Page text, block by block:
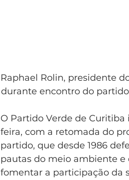
Raphael Rolin, presidente
durante encontro do
O Partido Verde de
feira, com a retomada do
partido, que desde 1986
pautas do meio ambiente
fomentar a participação da